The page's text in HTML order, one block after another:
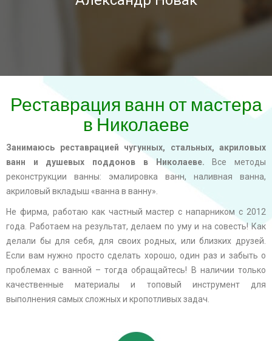
Реставрация ванн от мастера
в Николаеве
Занимаюсь реставрацией чугунных, стальных, акриловых
ванн и душевых поддонов в Николаеве.
Все методы
реконструкции ванны: эмалировка ванн, наливная ванна,
акриловый вкладыш «ванна в ванну».
Не фирма, работаю как частный мастер с напарником с 2012
года. Работаем на результат, делаем по уму и на совесть! Как
делали бы для себя, для своих родных, или близких друзей.
Если вам нужно просто сделать хорошо, один раз и забыть о
проблемах с ванной – тогда обращайтесь! В наличии только
качественные материалы и топовый инструмент для
выполнения самых сложных и кропотливых задач.